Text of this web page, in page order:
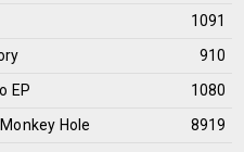
1091
910
EP
1080
Monkey Hole
8919